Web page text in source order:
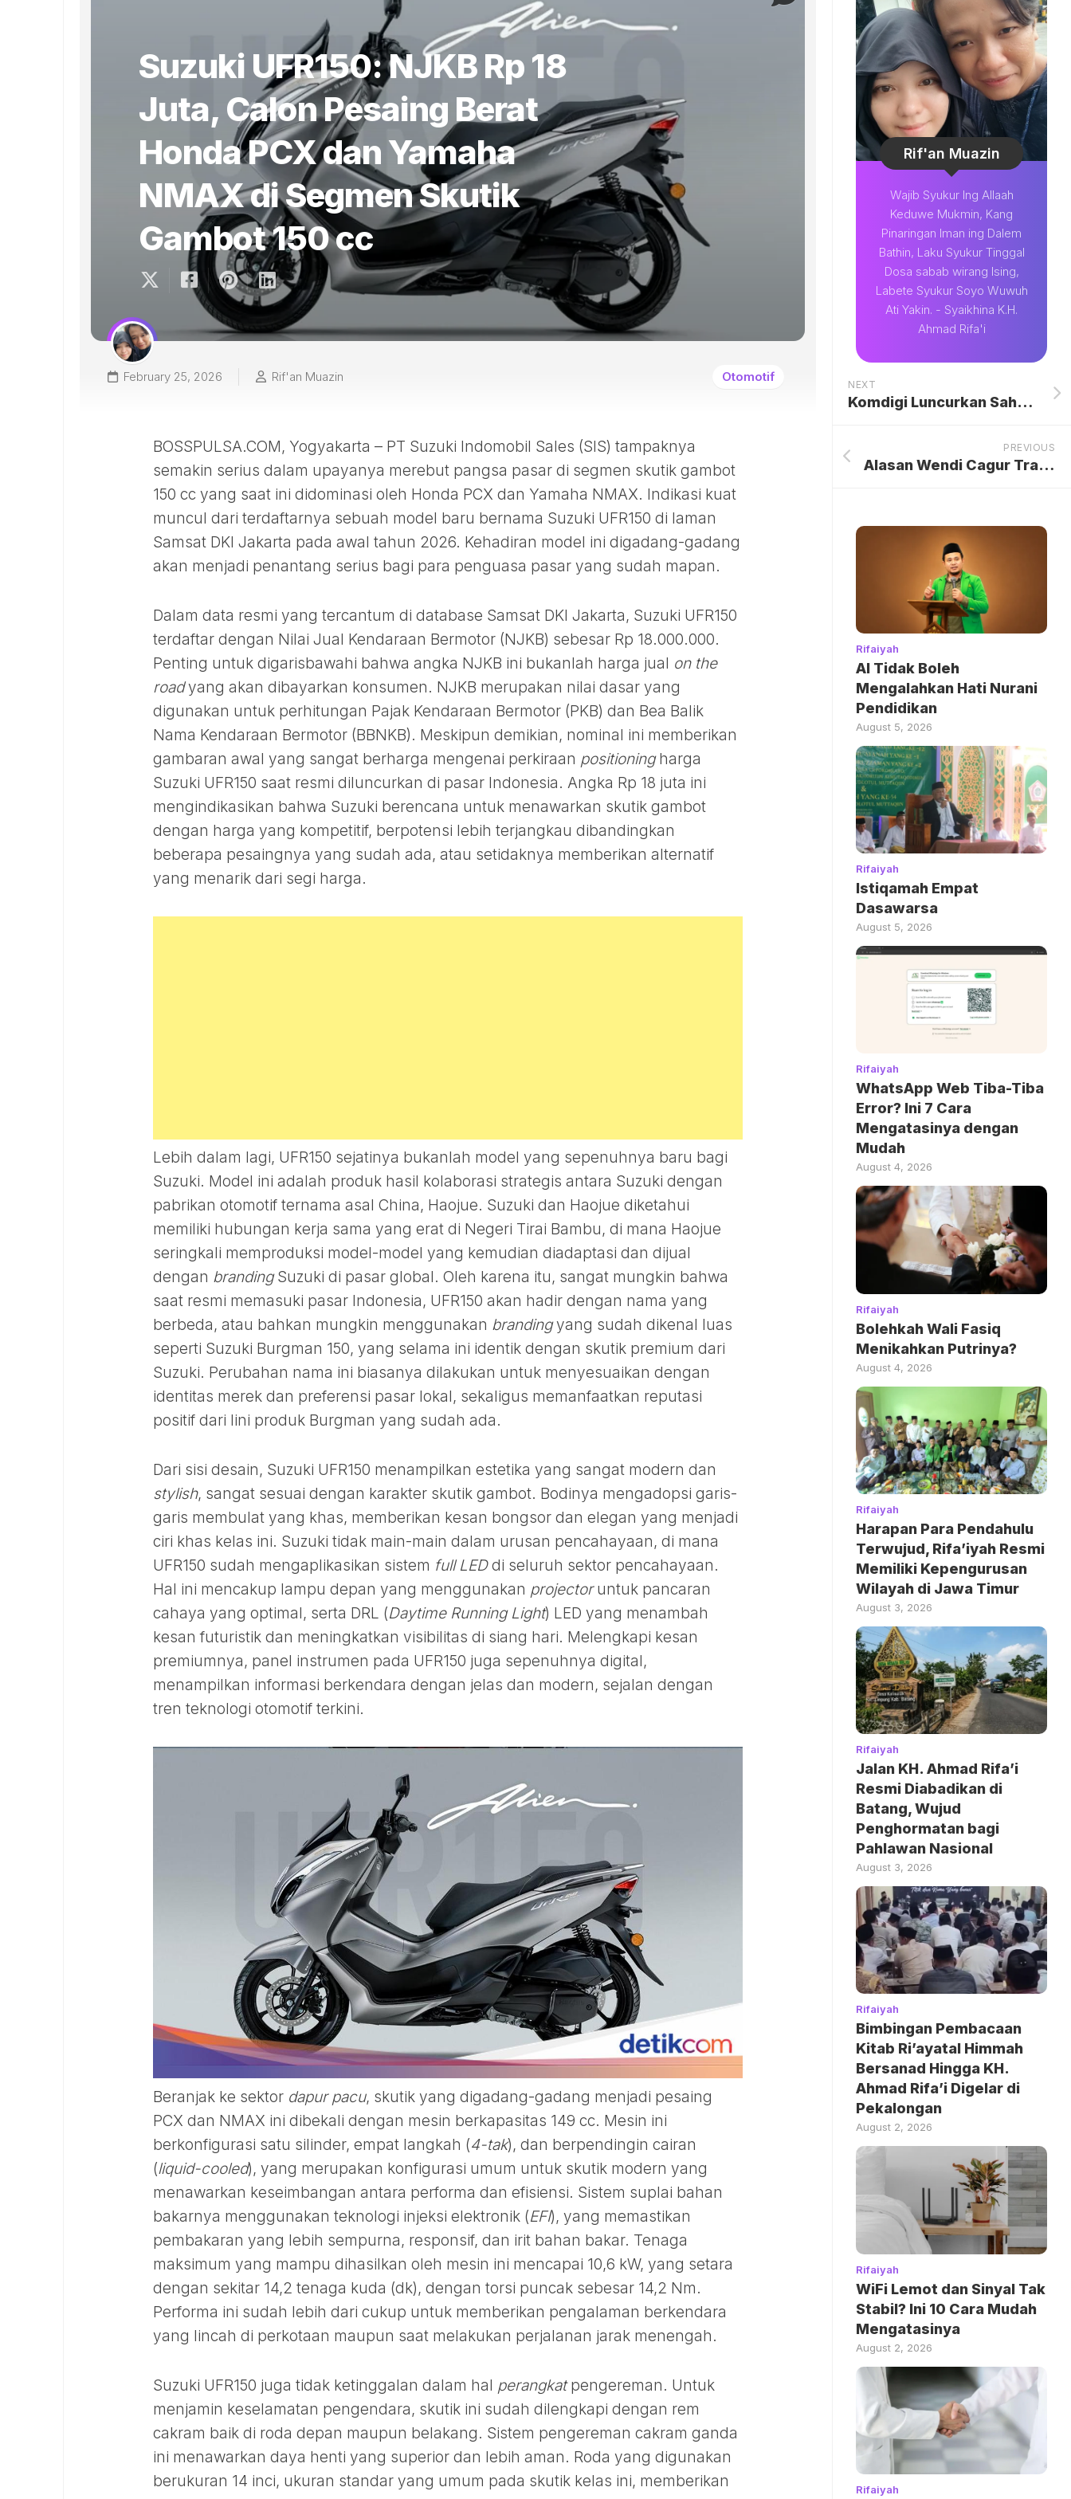
Suzuki UFR150: NJKB Rp 18
Juta, Calon Pesaing Berat
Honda PCX dan Yamaha
NMAX di Segmen Skutik
Gambot 150 cc
February 25, 2026 Rif'an Muazin Otomotif
BOSSPULSA.COM, Yogyakarta – PT Suzuki Indomobil Sales (SIS) tampaknya
semakin serius dalam upayanya merebut pangsa pasar di segmen skutik gambot
150 cc yang saat ini didominasi oleh Honda PCX dan Yamaha NMAX. Indikasi kuat
muncul dari terdaftarnya sebuah model baru bernama Suzuki UFR150 di laman
Samsat DKI Jakarta pada awal tahun 2026. Kehadiran model ini digadang-gadang
akan menjadi penantang serius bagi para penguasa pasar yang sudah mapan.
Dalam data resmi yang tercantum di database Samsat DKI Jakarta, Suzuki UFR150
terdaftar dengan Nilai Jual Kendaraan Bermotor (NJKB) sebesar Rp 18.000.000.
Penting untuk digarisbawahi bahwa angka NJKB ini bukanlah harga jual on the
roadyang akan dibayarkan konsumen. NJKB merupakan nilai dasar yang
digunakan untuk perhitungan Pajak Kendaraan Bermotor (PKB) dan Bea Balik
Nama Kendaraan Bermotor (BBNKB). Meskipun demikian, nominal ini memberikan
gambaran awal yang sangat berharga mengenai perkiraan positioningharga
Suzuki UFR150 saat resmi diluncurkan di pasar Indonesia. Angka Rp 18 juta ini
mengindikasikan bahwa Suzuki berencana untuk menawarkan skutik gambot
dengan harga yang kompetitif, berpotensi lebih terjangkau dibandingkan
beberapa pesaingnya yang sudah ada, atau setidaknya memberikan alternatif
yang menarik dari segi harga.
Lebih dalam lagi, UFR150 sejatinya bukanlah model yang sepenuhnya baru bagi
Suzuki. Model ini adalah produk hasil kolaborasi strategis antara Suzuki dengan
pabrikan otomotif ternama asal China, Haojue. Suzuki dan Haojue diketahui
memiliki hubungan kerja sama yang erat di Negeri Tirai Bambu, di mana Haojue
seringkali memproduksi model-model yang kemudian diadaptasi dan dijual
dengan brandingSuzuki di pasar global. Oleh karena itu, sangat mungkin bahwa
saat resmi memasuki pasar Indonesia, UFR150 akan hadir dengan nama yang
berbeda, atau bahkan mungkin menggunakan brandingyang sudah dikenal luas
seperti Suzuki Burgman 150, yang selama ini identik dengan skutik premium dari
Suzuki. Perubahan nama ini biasanya dilakukan untuk menyesuaikan dengan
identitas merek dan preferensi pasar lokal, sekaligus memanfaatkan reputasi
positif dari lini produk Burgman yang sudah ada.
Dari sisi desain, Suzuki UFR150 menampilkan estetika yang sangat modern dan
stylish, sangat sesuai dengan karakter skutik gambot. Bodinya mengadopsi garis-
garis membulat yang khas, memberikan kesan bongsor dan elegan yang menjadi
ciri khas kelas ini. Suzuki tidak main-main dalam urusan pencahayaan, di mana
UFR150 sudah mengaplikasikan sistem full LEDdi seluruh sektor pencahayaan.
Hal ini mencakup lampu depan yang menggunakan projectoruntuk pancaran
cahaya yang optimal, serta DRL (Daytime Running Light) LED yang menambah
kesan futuristik dan meningkatkan visibilitas di siang hari. Melengkapi kesan
premiumnya, panel instrumen pada UFR150 juga sepenuhnya digital,
menampilkan informasi berkendara dengan jelas dan modern, sejalan dengan
tren teknologi otomotif terkini.
Beranjak ke sektor dapur pacu, skutik yang digadang-gadang menjadi pesaing
PCX dan NMAX ini dibekali dengan mesin berkapasitas 149 cc. Mesin ini
berkonfigurasi satu silinder, empat langkah (4-tak), dan berpendingin cairan
(liquid-cooled), yang merupakan konfigurasi umum untuk skutik modern yang
menawarkan keseimbangan antara performa dan efisiensi. Sistem suplai bahan
bakarnya menggunakan teknologi injeksi elektronik (EFI), yang memastikan
pembakaran yang lebih sempurna, responsif, dan irit bahan bakar. Tenaga
maksimum yang mampu dihasilkan oleh mesin ini mencapai 10,6 kW, yang setara
dengan sekitar 14,2 tenaga kuda (dk), dengan torsi puncak sebesar 14,2 Nm.
Performa ini sudah lebih dari cukup untuk memberikan pengalaman berkendara
yang lincah di perkotaan maupun saat melakukan perjalanan jarak menengah.
Suzuki UFR150 juga tidak ketinggalan dalam hal perangkatpengereman. Untuk
menjamin keselamatan pengendara, skutik ini sudah dilengkapi dengan rem
cakram baik di roda depan maupun belakang. Sistem pengereman cakram ganda
ini menawarkan daya henti yang superior dan lebih aman. Roda yang digunakan
berukuran 14 inci, ukuran standar yang umum pada skutik kelas ini, memberikan
Rif'an Muazin
Wajib Syukur Ing Allaah
Keduwe Mukmin, Kang
Pinaringan Iman ing Dalem
Bathin, Laku Syukur Tinggal
Dosa sabab wirang Ising,
Labete Syukur Soyo Wuwuh
Ati Yakin. - Syaikhina K.H.
Ahmad Rifa'i
NEXT
Komdigi Luncurkan Sahabat AI Berbasis Lokal: Lompatan Digital untuk Indonesia
PREVIOUS
Alasan Wendi Cagur Transplantasi Rambut: Bukan Gaya Tapi Faktor Kesehatan!
Rifaiyah
AI Tidak Boleh
Mengalahkan Hati Nurani
Pendidikan
August 5, 2026
Rifaiyah
Istiqamah Empat
Dasawarsa
August 5, 2026
Rifaiyah
WhatsApp Web Tiba-Tiba
Error? Ini 7 Cara
Mengatasinya dengan
Mudah
August 4, 2026
Rifaiyah
Bolehkah Wali Fasiq
Menikahkan Putrinya?
August 4, 2026
Rifaiyah
Harapan Para Pendahulu
Terwujud, Rifa’iyah Resmi
Memiliki Kepengurusan
Wilayah di Jawa Timur
August 3, 2026
Rifaiyah
Jalan KH. Ahmad Rifa’i
Resmi Diabadikan di
Batang, Wujud
Penghormatan bagi
Pahlawan Nasional
August 3, 2026
Rifaiyah
Bimbingan Pembacaan
Kitab Ri’ayatal Himmah
Bersanad Hingga KH.
Ahmad Rifa’i Digelar di
Pekalongan
August 2, 2026
Rifaiyah
WiFi Lemot dan Sinyal Tak
Stabil? Ini 10 Cara Mudah
Mengatasinya
August 2, 2026
Rifaiyah